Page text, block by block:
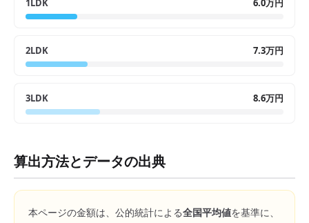
1LDK 6.0万円
2LDK 7.3万円
3LDK 8.6万円
算出方法とデータの出典
本ページの金額は、公的統計による全国平均値を基準に、